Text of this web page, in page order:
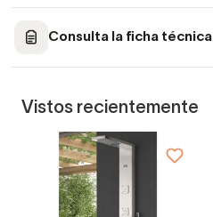
Consulta la ficha técnica
Vistos recientemente